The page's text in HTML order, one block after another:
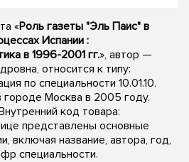
«Роль газеты "Эль Паис" в
Испании :
в 1996-2001 гг.», автор —
относится к типу:
по специальности 10.01.10.
городе Москва в 2005 году.
код товара:
представлены основные
включая название, автора, год,
специальности.